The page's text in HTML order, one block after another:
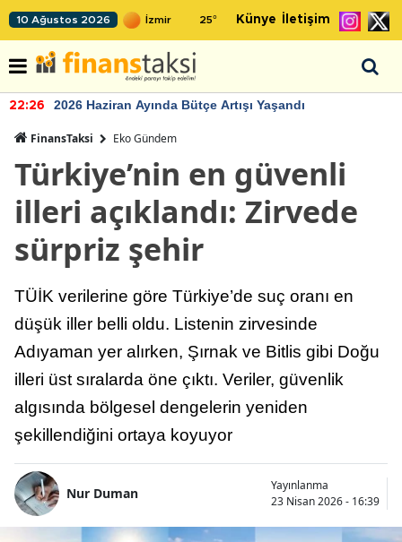
10 Ağustos 2026 25° Künye İletişim
22:26 2026 Haziran Ayında Bütçe Artışı Yaşandı
FinansTaksi Eko Gündem
Türkiye’nin en güvenli
illeri açıklandı: Zirvede
sürpriz şehir
TÜİK verilerine göre Türkiye’de suç oranı en
düşük iller belli oldu. Listenin zirvesinde
Adıyaman yer alırken, Şırnak ve Bitlis gibi Doğu
illeri üst sıralarda öne çıktı. Veriler, güvenlik
algısında bölgesel dengelerin yeniden
şekillendiğini ortaya koyuyor
Nur Duman
Yayınlanma
23 Nisan 2026 - 16:39